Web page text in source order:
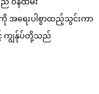
ဝန်ထမ်း
မှုကို အရေးပါစွာထည့်သွင်းကာ
ကျွန်ုပ်တို့သည်